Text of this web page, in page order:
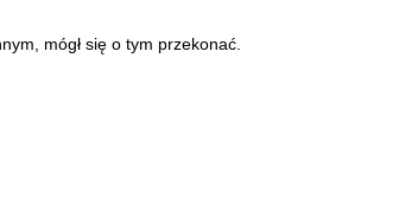
mógł się o tym przekonać.